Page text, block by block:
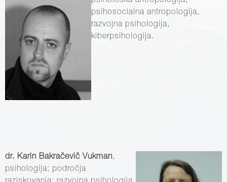
psihosocialna antropologija,
razvojna psihologija,
kiberpsihologija.
dr. Karin Bakračevič Vukman,
psihologija; področja